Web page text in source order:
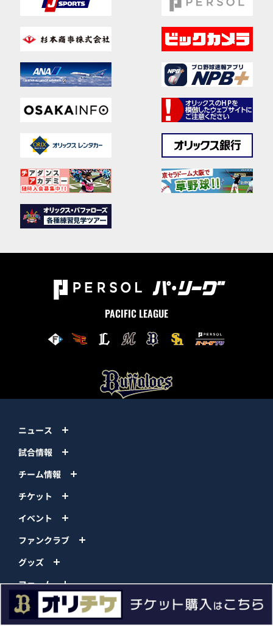
PACIFIC LEAGUE
ニュース
試合情報
チーム情報
チケット
イベント
ファンクラブ
グッズ
ファーム
エンタメ
スタジアム